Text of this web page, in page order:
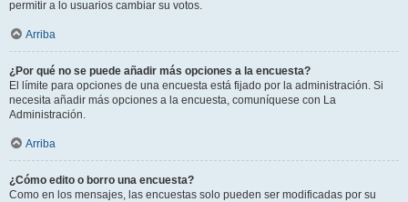
permitir a lo usuarios cambiar su votos.
Arriba
¿Por qué no se puede añadir más opciones a la encuesta?
El límite para opciones de una encuesta está fijado por la administración. Si
necesita añadir más opciones a la encuesta, comuníquese con La
Administración.
Arriba
¿Cómo edito o borro una encuesta?
Como en los mensajes, las encuestas solo pueden ser modificadas por su